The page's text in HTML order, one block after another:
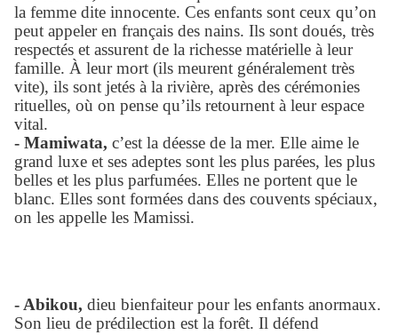
la femme dite innocente. Ces enfants sont ceux qu’on
peut appeler en français des nains. Ils sont doués, très
respectés et assurent de la richesse matérielle à leur
famille. À leur mort (ils meurent généralement très
vite), ils sont jetés à la rivière, après des cérémonies
rituelles, où on pense qu’ils retournent à leur espace
vital.
- Mamiwata, c’est la déesse de la mer. Elle aime le
grand luxe et ses adeptes sont les plus parées, les plus
belles et les plus parfumées. Elles ne portent que le
blanc. Elles sont formées dans des couvents spéciaux,
on les appelle les Mamissi.
- Abikou, dieu bienfaiteur pour les enfants anormaux.
Son lieu de prédilection est la forêt. Il défend